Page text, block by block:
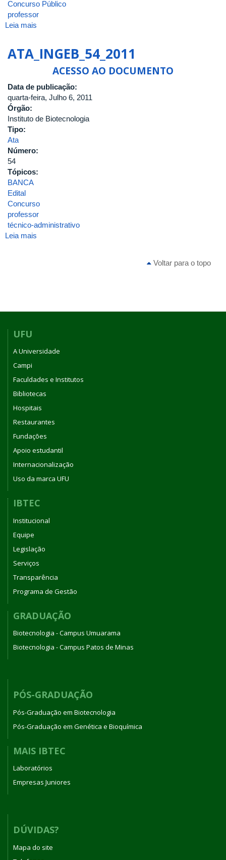
Concurso Público
professor
Leia mais
ATA_INGEB_54_2011
ACESSO AO DOCUMENTO
Data de publicação:
quarta-feira, Julho 6, 2011
Órgão:
Instituto de Biotecnologia
Tipo:
Ata
Número:
54
Tópicos:
BANCA
Edital
Concurso
professor
técnico-administrativo
Leia mais
Voltar para o topo
UFU
A Universidade
Campi
Faculdades e Institutos
Bibliotecas
Hospitais
Restaurantes
Fundações
Apoio estudantil
Internacionalização
Uso da marca UFU
IBTEC
Institucional
Equipe
Legislação
Serviços
Transparência
Programa de Gestão
GRADUAÇÃO
Biotecnologia - Campus Umuarama
Biotecnologia - Campus Patos de Minas
PÓS-GRADUAÇÃO
Pós-Graduação em Biotecnologia
Pós-Graduação em Genética e Bioquímica
MAIS IBTEC
Laboratórios
Empresas Juniores
DÚVIDAS?
Mapa do site